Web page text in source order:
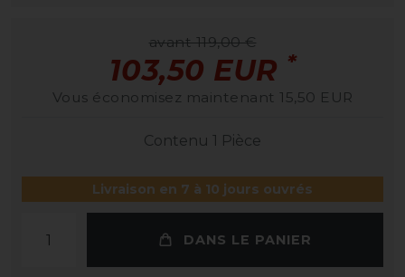
avant 119,00 €
103,50 EUR *
Vous économisez maintenant 15,50 EUR
Contenu 1 Pièce
Livraison en 7 à 10 jours ouvrés
DANS LE PANIER